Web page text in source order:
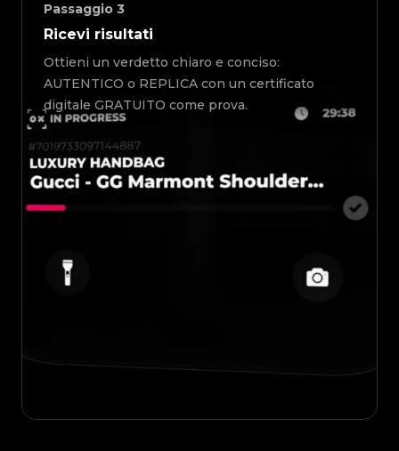
Passaggio 3
Ricevi risultati
Ottieni un verdetto chiaro e conciso:
AUTENTICO o REPLICA con un certificato
digitale GRATUITO come prova.